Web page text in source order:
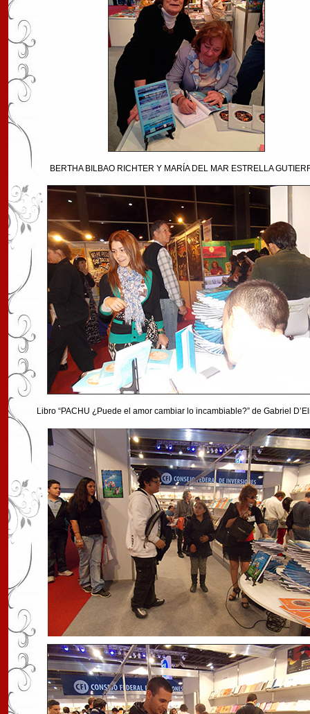
BERTHA BILBAO RICHTER Y MARÍA DEL MAR ESTRELLA
Libro “PACHU ¿Puede el amor cambiar lo incambiable?” de Gabriel